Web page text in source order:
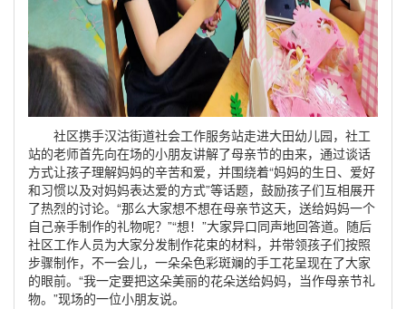
社区携手汉沽街道社会工作服务站走进大田幼儿园，社工
站的老师首先向在场的小朋友讲解了母亲节的由来，通过谈话
方式让孩子理解妈妈的辛苦和爱，并围绕着“妈妈的生日、爱好
和习惯以及对妈妈表达爱的方式”等话题，鼓励孩子们互相展开
了热烈的讨论。“那么大家想不想在母亲节这天，送给妈妈一个
自己亲手制作的礼物呢？”“想！”大家异口同声地回答道。随后
社区工作人员为大家分发制作花束的材料，并带领孩子们按照
步骤制作，不一会儿，一朵朵色彩斑斓的手工花呈现在了大家
的眼前。“我一定要把这朵美丽的花朵送给妈妈，当作母亲节礼
物。”现场的一位小朋友说。